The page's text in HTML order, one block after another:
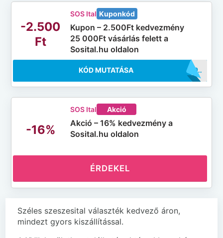
-2.500
Ft
SOS Ital Kuponkód
Kupon – 2.500Ft kedvezmény
25 000Ft vásárlás felett a
Sosital.hu oldalon
KÓD MUTATÁSA ..5000
-16%
SOS Ital Akció
Akció – 16% kedvezmény a
Sosital.hu oldalon
ÉRDEKEL
Széles szeszesital választék kedvező áron,
mindezt gyors kiszállítással.